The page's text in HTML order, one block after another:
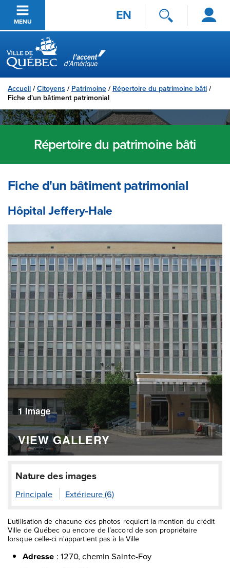
Passer au contenu principal
MENU EN
Se
connecter
Ville de Québec
Accueil /Citoyens / Patrimoine / Répertoire du patrimoine bâti /
Fiche d'un bâtiment patrimonial
Répertoire du patrimoine bâti
Fiche d'un bâtiment patrimonial
Hôpital Jeffery-Hale
1 Image
VIEW GALLERY
Nature des images
Principale Extérieure (6)
L'utilisation de chacune des photos requiert la mention du crédit
Ville de Québec ou encore de l’accord de son propriétaire
lorsque celle-ci n'appartient pas à la Ville
Adresse : 1270, chemin Sainte-Foy